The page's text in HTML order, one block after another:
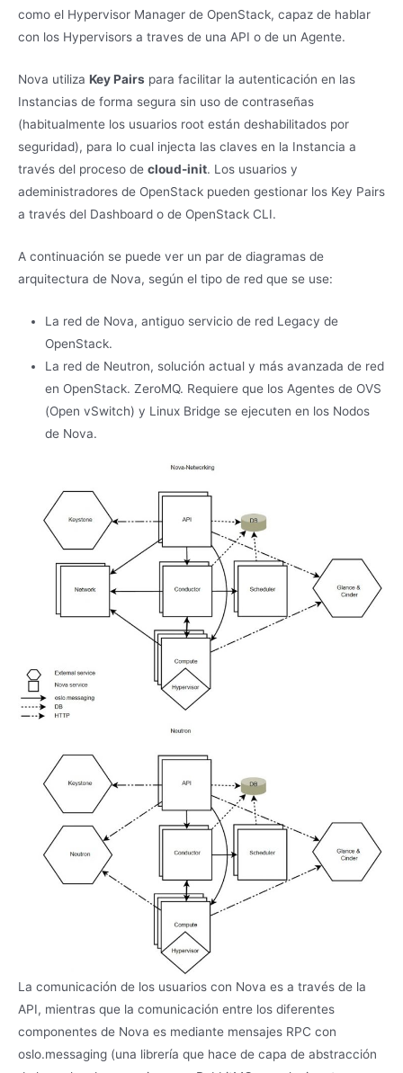
como el Hypervisor Manager de OpenStack, capaz de hablar
con los Hypervisors a traves de una API o de un Agente.
Nova utiliza Key Pairs para facilitar la autenticación en las
Instancias de forma segura sin uso de contraseñas
(habitualmente los usuarios root están deshabilitados por
seguridad), para lo cual injecta las claves en la Instancia a
través del proceso de cloud-init. Los usuarios y
adeministradores de OpenStack pueden gestionar los Key Pairs
a través del Dashboard o de OpenStack CLI.
A continuación se puede ver un par de diagramas de
arquitectura de Nova, según el tipo de red que se use:
La red de Nova, antiguo servicio de red Legacy de
OpenStack.
La red de Neutron, solución actual y más avanzada de red
en OpenStack. ZeroMQ. Requiere que los Agentes de OVS
(Open vSwitch) y Linux Bridge se ejecuten en los Nodos
de Nova.
La comunicación de los usuarios con Nova es a través de la
API, mientras que la comunicación entre los diferentes
componentes de Nova es mediante mensajes RPC con
oslo.messaging (una librería que hace de capa de abstracción